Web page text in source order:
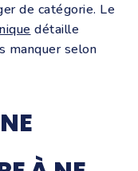
de catégorie. Le
détaille
manquer selon